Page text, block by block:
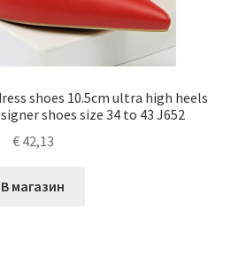
shoes 10.5cm ultra high heels
shoes size 34 to 43 J652
€42,13
В магазин